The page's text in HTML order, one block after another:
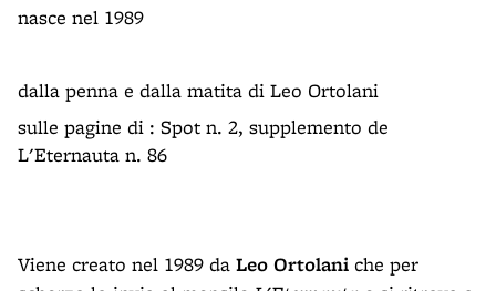
nasce nel 1989
dalla penna e dalla matita di Leo Ortolani
sulle pagine di : Spot n. 2, supplemento de
L'Eternauta n. 86
Viene creato nel 1989 da Leo Ortolani che per